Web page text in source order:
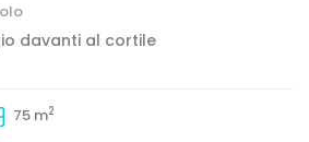
davanti al cortile
75 m2